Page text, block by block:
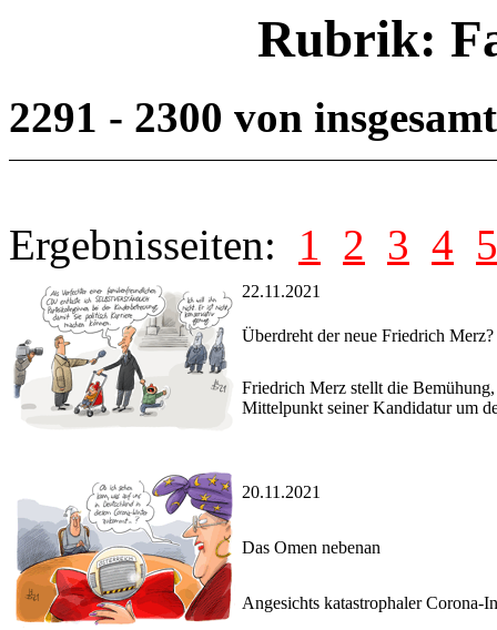
Rubrik:
2291 - 2300 von
Ergebnisseiten: 1 2 3 4 5
22.11.2021
Überdreht der neue Friedrich Merz?
Friedrich Merz stellt die
Mittelpunkt seiner Kandidatur um
20.11.2021
Das Omen nebenan
Angesichts katastrophaler Corona-